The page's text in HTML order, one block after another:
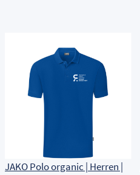
JAKO Polo organic | Herren |